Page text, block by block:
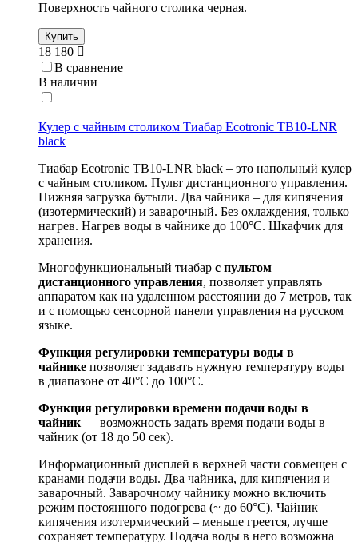
Поверхность чайного столика черная.
Купить
18 180
В сравнение
В наличии
Кулер с чайным столиком Тиабар Ecotronic TB10-LNR
black
Тиабар Ecotronic TB10-LNR black – это напольный кулер
с чайным столиком. Пульт дистанционного управления.
Нижняя загрузка бутыли. Два чайника – для кипячения
(изотермический) и заварочный. Без охлаждения, только
нагрев. Нагрев воды в чайнике до 100°С. Шкафчик для
хранения.
Многофункциональный тиабар с пультом
дистанционного управления, позволяет управлять
аппаратом как на удаленном расстоянии до 7 метров, так
и с помощью сенсорной панели управления на русском
языке.
Функция регулировки температуры воды в
чайнике позволяет задавать нужную температуру воды
в диапазоне от 40°С до 100°С.
Функция регулировки времени подачи воды в
чайник — возможность задать время подачи воды в
чайник (от 18 до 50 сек).
Информационный дисплей в верхней части совмещен с
кранами подачи воды. Два чайника, для кипячения и
заварочный. Заварочному чайнику можно включить
режим постоянного подогрева (~ до 60°С). Чайник
кипячения изотермический – меньше греется, лучше
сохраняет температуру. Подача воды в него возможна